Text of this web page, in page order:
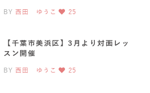
BY 西田 ゆうこ 25
【千葉市美浜区】3月より対面レッ
スン開催
BY 西田 ゆうこ 25